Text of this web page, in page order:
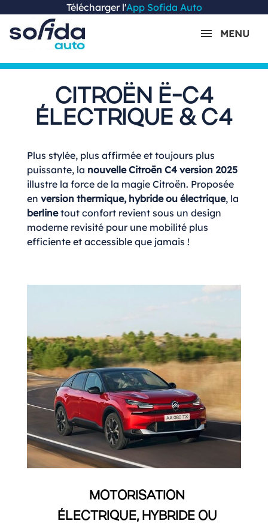
Télécharger l'App Sofida Auto
MENU
CITROËN Ë-C4
ÉLECTRIQUE & C4
Plus stylée, plus affirmée et toujours plus
puissante, la nouvelle Citroën C4 version 2025
illustre la force de la magie Citroën. Proposée
en version thermique, hybride ou électrique, la
berlinetout confort revient sous un design
moderne revisité pour une mobilité plus
efficiente et accessible que jamais !
MOTORISATION
ÉLECTRIQUE, HYBRIDE OU